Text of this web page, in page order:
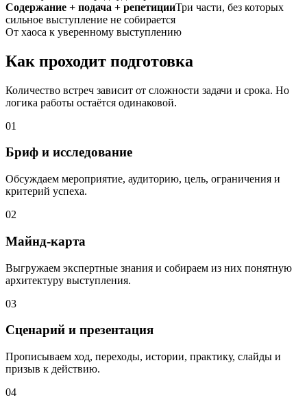
Содержание + подача + репетицииТри части, без которых
сильное выступление не собирается
От хаоса к уверенному выступлению
Как проходит подготовка
Количество встреч зависит от сложности задачи и срока. Но
логика работы остаётся одинаковой.
01
Бриф и исследование
Обсуждаем мероприятие, аудиторию, цель, ограничения и
критерий успеха.
02
Майнд-карта
Выгружаем экспертные знания и собираем из них понятную
архитектуру выступления.
03
Сценарий и презентация
Прописываем ход, переходы, истории, практику, слайды и
призыв к действию.
04